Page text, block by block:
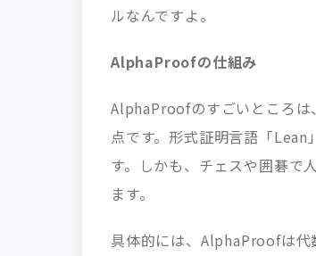
ルなんですよ。
AlphaProofの仕組み
AlphaProofのすごいところは
点です。形式証明言語「
す。しかも、チェスや囲碁で
ます。
具体的には、AlphaProofは